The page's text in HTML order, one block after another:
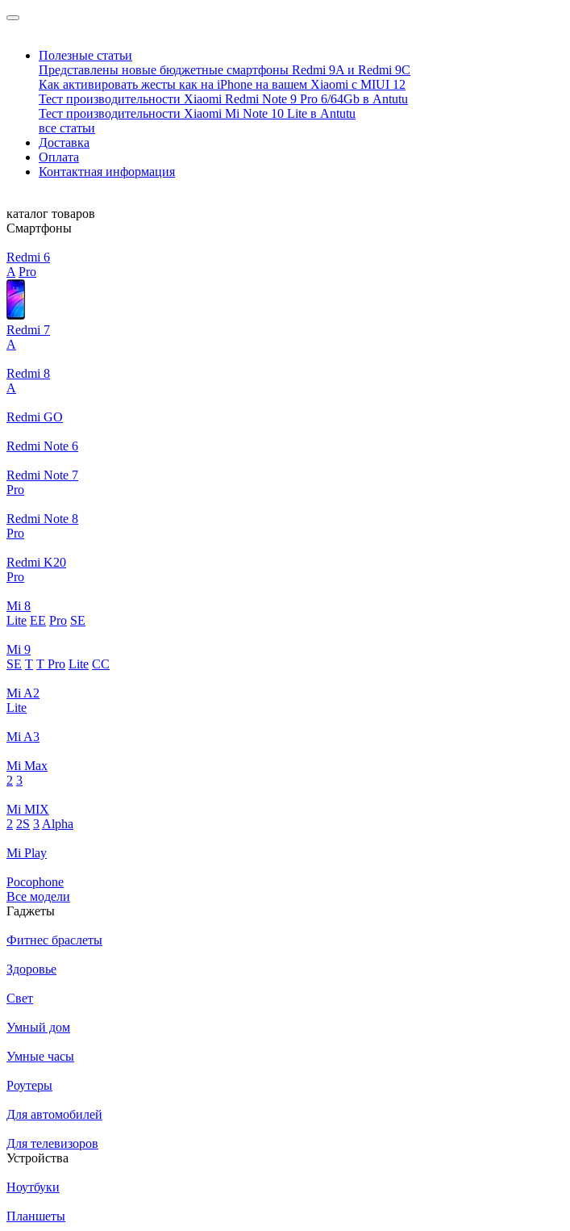
Полезные статьи
Представлены новые бюджетные смартфоны Redmi 9A и Redmi 9C
Как активировать жесты как на iPhone на вашем Xiaomi с MIUI 12
Тест производительности Xiaomi Redmi Note 9 Pro 6/64Gb в Antutu
Тест производительности Xiaomi Mi Note 10 Lite в Antutu
все статьи
Доставка
Оплата
Контактная информация
каталог товаров
Смартфоны
Redmi 6
A Pro
Redmi 7
A
Redmi 8
A
Redmi GO
Redmi Note 6
Redmi Note 7
Pro
Redmi Note 8
Pro
Redmi K20
Pro
Mi 8
Lite EE Pro SE
Mi 9
SE T T Pro Lite CC
Mi A2
Lite
Mi A3
Mi Max
2 3
Mi MIX
2 2S 3 Alpha
Mi Play
Pocophone
Все модели
Гаджеты
Фитнес браслеты
Здоровье
Свет
Умный дом
Умные часы
Роутеры
Для автомобилей
Для телевизоров
Устройства
Ноутбуки
Планшеты